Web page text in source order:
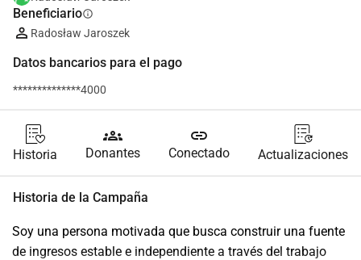
Beneficiarioinfo
Radosław Jaroszek
Datos bancarios para el pago
**************4000
Historia
groups
Donantes
link
Conectado Actualizaciones
Historia de la Campaña
Soy una persona motivada que busca construir una fuente
de ingresos estable e independiente a través del trabajo